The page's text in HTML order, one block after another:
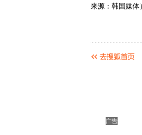
来源：韩国媒体）
广告